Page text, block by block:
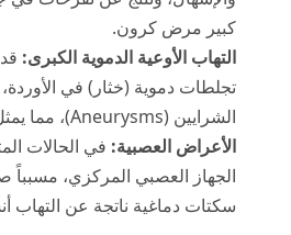
كبير مرض كرون.
التهاب الأوعية الدموية الكبرى:
تجلطات دموية (خثار) في
الشرايين (Aneurysms)، مما يمثل خطورة حقيقية.
الأعراض العصبية: في الحالات
الجهاز العصبي المركزي، مسبباً
سكتات دماغية ناتجة عن التهاب